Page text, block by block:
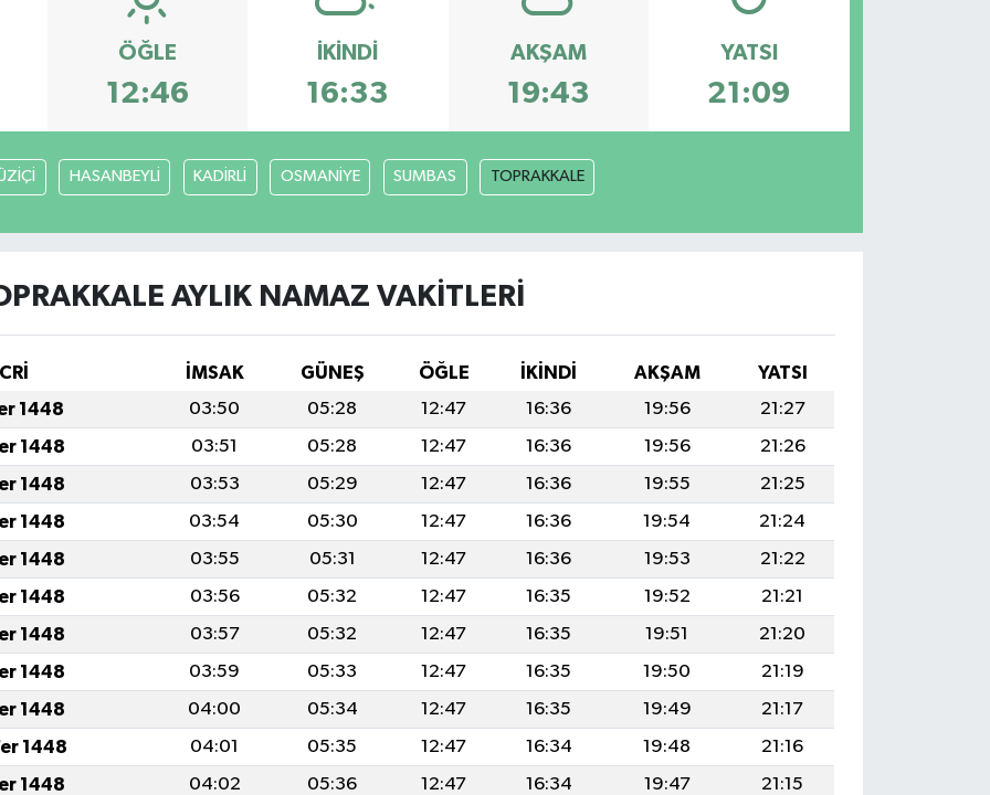
ÖĞLE
12:46
İKINDI
16:33
AKŞAM
19:43
YATSI
21:09
HASANBEYLİ KADİRLİ OSMANİYE SUMBAS TOPRAKKALE
AYLIK NAMAZ VAKITLERI
İMSAK GÜNEŞ ÖĞLE İKINDI AKŞAM
YATSI
1448 03:50 05:28 12:47 16:36 19:56
21:27
1448 03:51 05:28 12:47 16:36 19:56
21:26
1448 03:53 05:29 12:47 16:36 19:55
21:25
1448 03:54 05:30 12:47 16:36 19:54
21:24
1448 03:55 05:31 12:47 16:36 19:53
21:22
1448 03:56 05:32 12:47 16:35 19:52
21:21
1448 03:57 05:32 12:47 16:35 19:51
21:20
1448 03:59 05:33 12:47 16:35 19:50
21:19
1448 04:00 05:34 12:47 16:35 19:49
21:17
1448 04:01 05:35 12:47 16:34 19:48
21:16
1448 04:02 05:36 12:47 16:34 19:47
21:15